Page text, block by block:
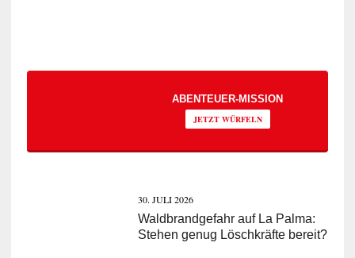
ABENTEUER-MISSION
JETZT WÜRFELN
30. JULI 2026
Waldbrandgefahr auf La Palma:
Stehen genug Löschkräfte bereit?